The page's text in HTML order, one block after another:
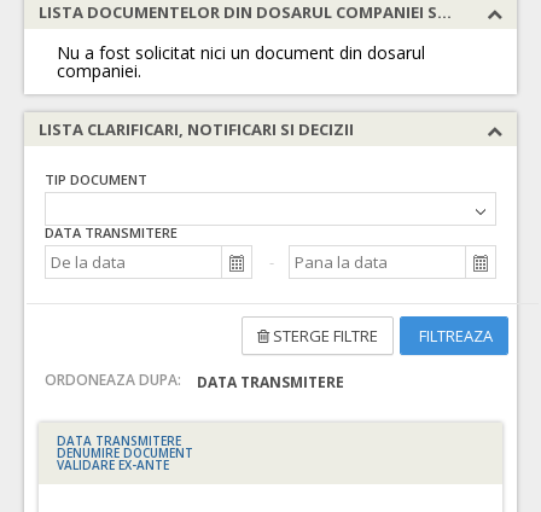
LISTA DOCUMENTELOR DIN DOSARUL COMPANIEI SOLICITATE
Nu a fost solicitat nici un document din dosarul
companiei.
LISTA CLARIFICARI, NOTIFICARI SI DECIZII
TIP DOCUMENT
DATA TRANSMITERE
FILTREAZA
STERGE FILTRE
ORDONEAZA DUPA: DATA TRANSMITERE
DATA TRANSMITERE
DENUMIRE DOCUMENT
VALIDARE EX-ANTE